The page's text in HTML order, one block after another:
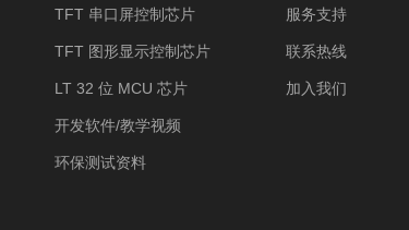
TFT 串口屏控制芯片
TFT 图形显示控制芯片
LT 32 位 MCU 芯片
开发软件/教学视频
环保测试资料
服务支持
联系热线
加入我们